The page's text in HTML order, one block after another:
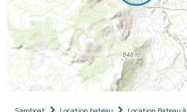
Samboat Location bateau Location Bateau